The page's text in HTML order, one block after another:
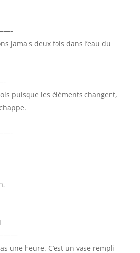
jamais deux fois dans l’eau du
puisque les éléments changent,
une heure. C’est un vase rempli